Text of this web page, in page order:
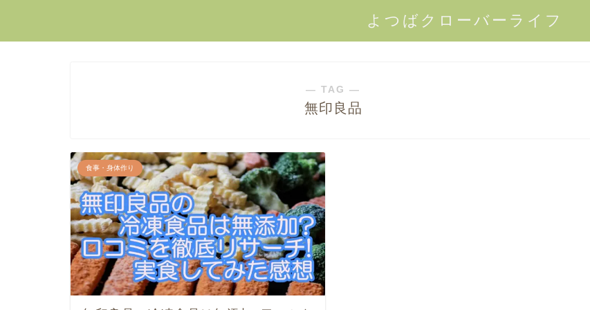
よつばクローバーライフ
― TAG ―
無印良品
食事・身体作り